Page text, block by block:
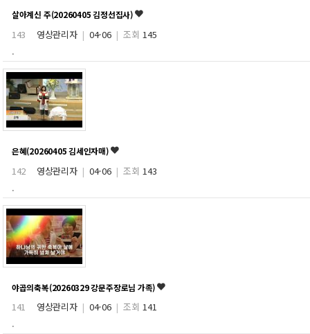
살아계신 주(20260405 김정선집사)
143 영상관리자 | 04-06 | 조회 145
.
은혜(20260405 김세인자매)
142 영상관리자 | 04-06 | 조회 143
.
야곱의축복(20260329 강문주장로님 가족)
141 영상관리자 | 04-06 | 조회 141
.